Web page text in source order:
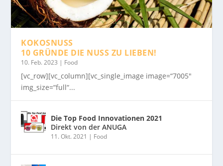
KOKOSNUSS
10 GRÜNDE DIE NUSS ZU LIEBEN!
10. Feb. 2023 | Food
[vc_row][vc_column][vc_single_image image=“7005″
img_size=“full“...
Die Top Food Innovationen 2021
Direkt von der ANUGA
11. Okt. 2021 | Food